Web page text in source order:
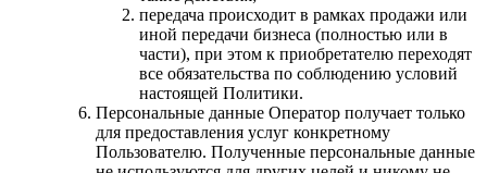
передача происходит в рамках продажи или
иной передачи бизнеса (полностью или в
части), при этом к приобретателю переходят
все обязательства по соблюдению условий
настоящей Политики.
Персональные данные Оператор получает только
для предоставления услуг конкретному
Пользователю. Полученные персональные данные